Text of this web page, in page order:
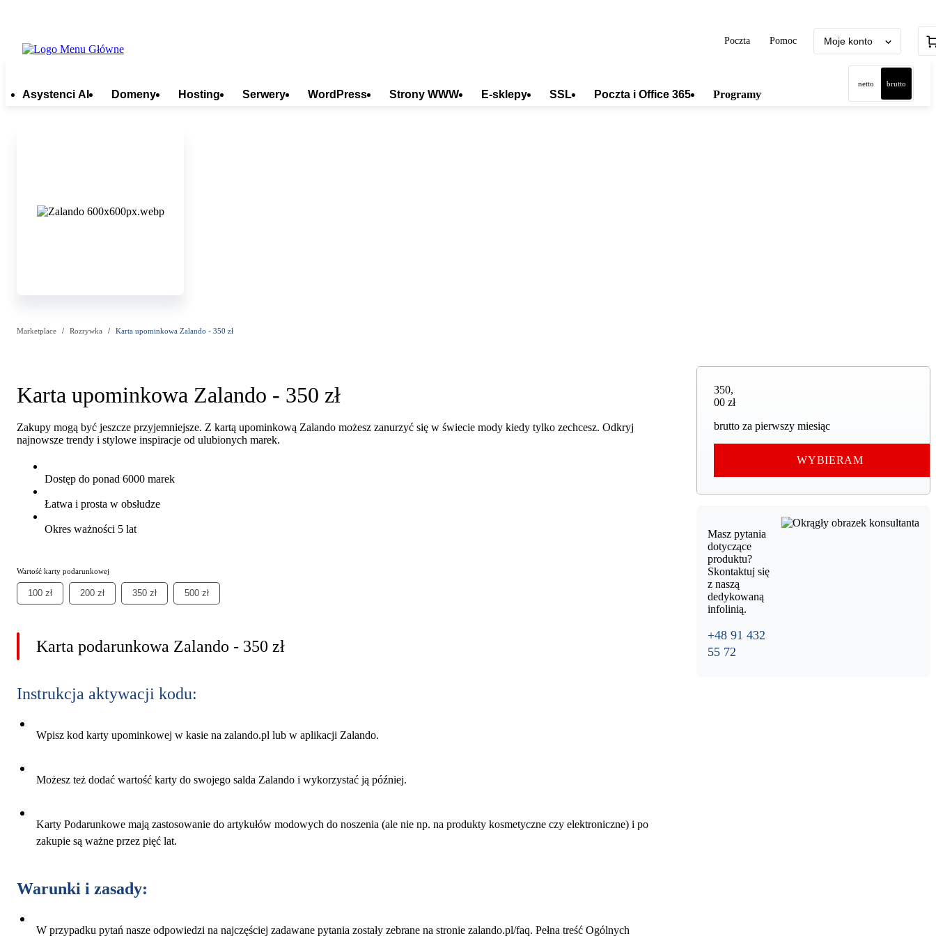
Poczta Pomoc Moje konto
Asystenci AI Domeny Hosting Serwery WordPress Strony WWW E-sklepy SSL Poczta i Office 365 Programy
netto brutto
Marketplace Rozrywka Karta upominkowa Zalando - 350 zł
Karta upominkowa Zalando - 350 zł
Zakupy mogą być jeszcze przyjemniejsze. Z kartą upominkową Zalando możesz zanurzyć się w świecie mody kiedy tylko zechcesz. Odkryj
najnowsze trendy i stylowe inspiracje od ulubionych marek.
Dostęp do ponad 6000 marek
Łatwa i prosta w obsłudze
Okres ważności 5 lat
Wartość karty podarunkowej
100 zł 200 zł 350 zł 500 zł
Karta podarunkowa Zalando - 350 zł
Instrukcja aktywacji kodu:
Wpisz kod karty upominkowej w kasie na zalando.pl lub w aplikacji Zalando.
Możesz też dodać wartość karty do swojego salda Zalando i wykorzystać ją później.
Karty Podarunkowe mają zastosowanie do artykułów modowych do noszenia (ale nie np. na produkty kosmetyczne czy elektroniczne) i po
zakupie są ważne przez pięć lat.
Warunki i zasady:
W przypadku pytań nasze odpowiedzi na najczęściej zadawane pytania zostały zebrane na stronie zalando.pl/faq. Pełna treść Ogólnych
350,00 zł
350,
00 zł
brutto za pierwszy miesiąc
WYBIERAM
Masz pytania
dotyczące
produktu?
Skontaktuj się
z naszą
dedykowaną
infolinią.
+48 91 432
55 72